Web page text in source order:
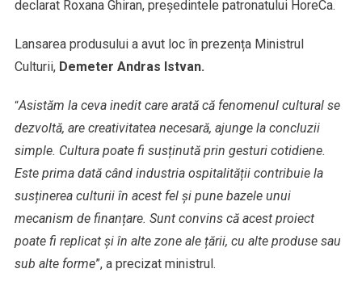
declarat Roxana Ghiran, președintele patronatului HoreCa.
Lansarea produsului a avut loc în prezența Ministrul
Culturii,Demeter Andras Istvan.
“Asistăm la ceva inedit care arată că fenomenul cultural se
dezvoltă, are creativitatea necesară, ajunge la concluzii
simple. Cultura poate fi susținută prin gesturi cotidiene.
Este prima dată când industria ospitalității contribuie la
susținerea culturii în acest fel și pune bazele unui
mecanism de finanțare. Sunt convins că acest proiect
poate fi replicat și în alte zone ale țării, cu alte produse sau
sub alte forme”, a precizat ministrul.